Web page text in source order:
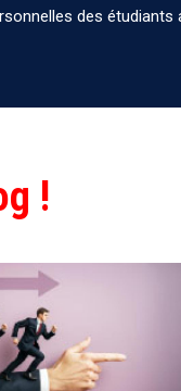
des étudiants
!